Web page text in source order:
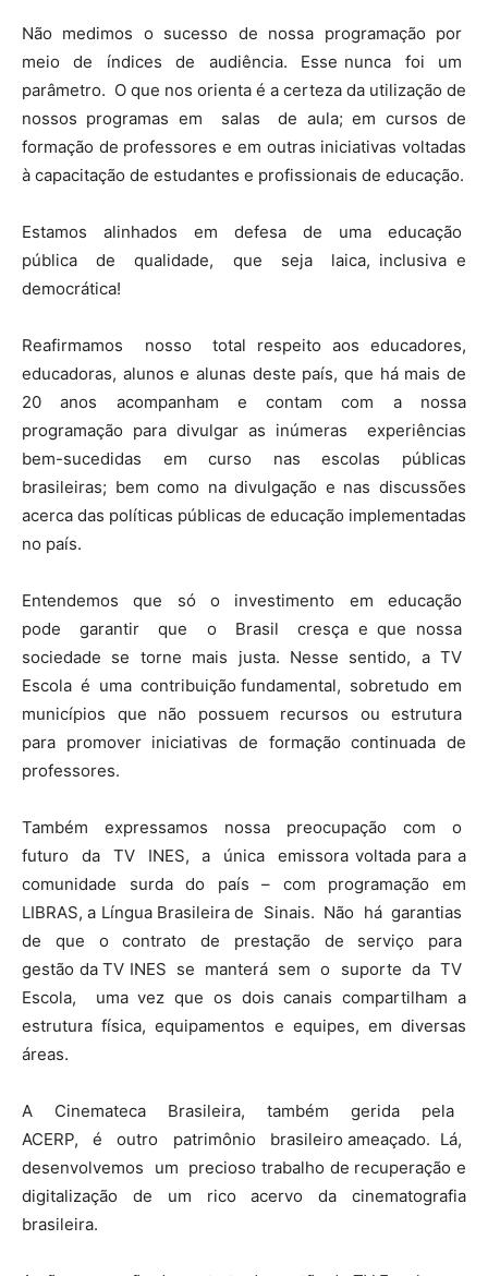
Não medimos o sucesso de nossa programação por
meio de índices de audiência. Esse nunca foi um
parâmetro. O que nos orienta é a certeza da utilização de
nossos programas em salas de aula; em cursos de
formação de professores e em outras iniciativas voltadas
à capacitação de estudantes e profissionais de educação.
Estamos alinhados em defesa de uma educação
pública de qualidade, que seja laica, inclusiva e
democrática!
Reafirmamos nosso total respeito aos educadores,
educadoras, alunos e alunas deste país, que há mais de
20 anos acompanham e contam com a nossa
programação para divulgar as inúmeras experiências
bem-sucedidas em curso nas escolas públicas
brasileiras; bem como na divulgação e nas discussões
acerca das políticas públicas de educação implementadas
no país.
Entendemos que só o investimento em educação
pode garantir que o Brasil cresça e que nossa
sociedade se torne mais justa. Nesse sentido, a TV
Escola é uma contribuição fundamental, sobretudo em
municípios que não possuem recursos ou estrutura
para promover iniciativas de formação continuada de
professores.
Também expressamos nossa preocupação com o
futuro da TV INES, a única emissora voltada para a
comunidade surda do país – com programação em
LIBRAS, a Língua Brasileira de Sinais. Não há garantias
de que o contrato de prestação de serviço para
gestão da TV INES se manterá sem o suporte da TV
Escola, uma vez que os dois canais compartilham a
estrutura física, equipamentos e equipes, em diversas
áreas.
A Cinemateca Brasileira, também gerida pela
ACERP, é outro patrimônio brasileiro ameaçado. Lá,
desenvolvemos um precioso trabalho de recuperação e
digitalização de um rico acervo da cinematografia
brasileira.